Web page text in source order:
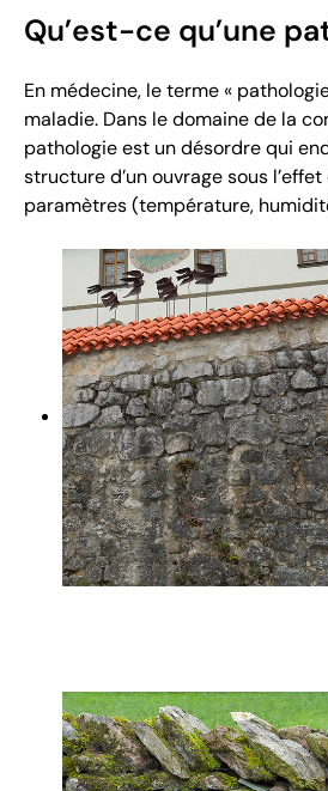
Qu’est-ce qu’une
En médecine, le terme «
maladie. Dans le domaine de la
pathologie est un désordre qui
structure d’un ouvrage sous
paramètres (température,